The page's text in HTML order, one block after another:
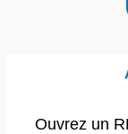
Ouvrez un